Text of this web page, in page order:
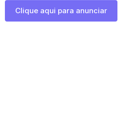
Clique aqui para anunciar